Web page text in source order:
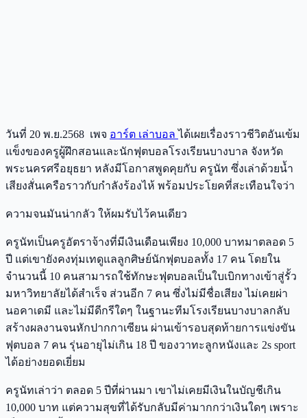
วันที่ 20 พ.ย.2568 เพจ อาร์ต เล่าบอลได้เผยเรื่องราวชีวิตอันเข้ม
แข็งของครูผู้ฝึกสอนและนักฟุตบอลโรงเรียนบางบาล จังหวัด
พระนครศรีอยุธยา หลังมีโอกาสพูดคุยกับ ครูนัท ซึ่งเล่าด้วยน้ำ
เสียงสั่นเครือราวกับกำลังร้องไห้ พร้อมประโยคที่สะเทือนใจว่า
ความจนมันน่ากลัว ให้ผมรับไว้คนเดียว
ครูนัทเป็นครูอัตราจ้างที่มีเงินเดือนเพียง 10,000 บาทมาตลอด 5
ปี แต่เขายังคงทุ่มเทดูแลลูกศิษย์นักฟุตบอลทั้ง 17 คน โดยใน
จำนวนนี้ 10 คนสามารถใช้ทักษะฟุตบอลเป็นใบเบิกทางเข้าสู่รั้ว
มหาวิทยาลัยได้สำเร็จ ส่วนอีก 7 คน ซึ่งไม่มีชื่อเสียง ไม่เคยผ่า
นอคาเดมี และไม่มีดีกรีใดๆ ในฐานะทีมโรงเรียนบางบาลกลับ
สร้างผลงานจนหักปากกาเซียน ผ่านเข้ารอบสุดท้ายการแข่งขัน
ฟุตบอล 7 คน รุ่นอายุไม่เกิน 18 ปี ของวาทะลูกหนังและ 2s sport
ได้อย่างยอดเยี่ยม
ครูนัทเล่าว่า ตลอด 5 ปีที่ผ่านมา เขาไม่เคยมีเงินในบัญชีเกิน
10,000 บาท แต่ความสุขที่ได้รับกลับมีค่ามากกว่าเงินใดๆ เพราะ